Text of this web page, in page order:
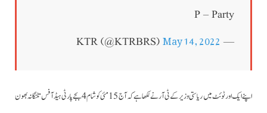
P – Party
— KTR (@KTRBRS)
May 14, 2022
اپنے ایک اورٹوئٹ میں ریاستی وزیرکے ٹی آر نےلکھا ہے کہ آج 15 مئی کو شام 4 بجے پارٹی ہیڈ آفس تلنگانہ بھون